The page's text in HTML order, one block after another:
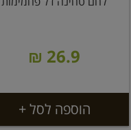
26.9 ₪
הוספה לסל +